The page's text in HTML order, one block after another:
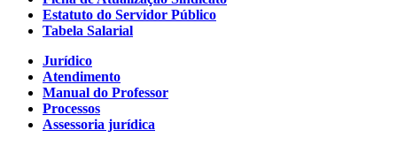
Estatuto do Servidor Público
Tabela Salarial
Jurídico
Atendimento
Manual do Professor
Processos
Assessoria jurídica